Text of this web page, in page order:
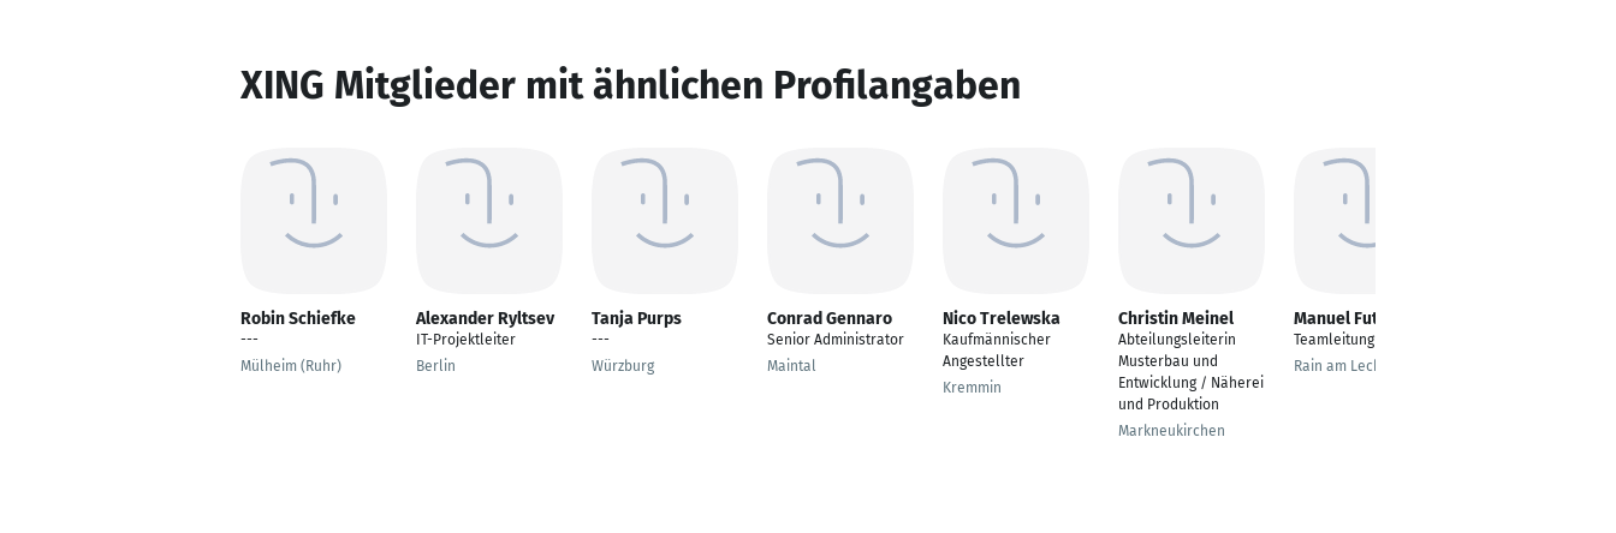
XING Mitglieder mit ähnlichen Profilangaben
Robin Schiefke
---
Mülheim (Ruhr)
Alexander Ryltsev
IT-Projektleiter
Berlin
Tanja Purps
---
Würzburg
Conrad Gennaro
Senior Administrator
Maintal
Nico Trelewska
Kaufmännischer
Angestellter
Kremmin
Christin Meinel
Abteilungsleiterin
Musterbau und
Entwicklung / Näherei
und Produktion
Markneukirchen
Manuel Futschik
Teamleitung ERP
Rain am Lech